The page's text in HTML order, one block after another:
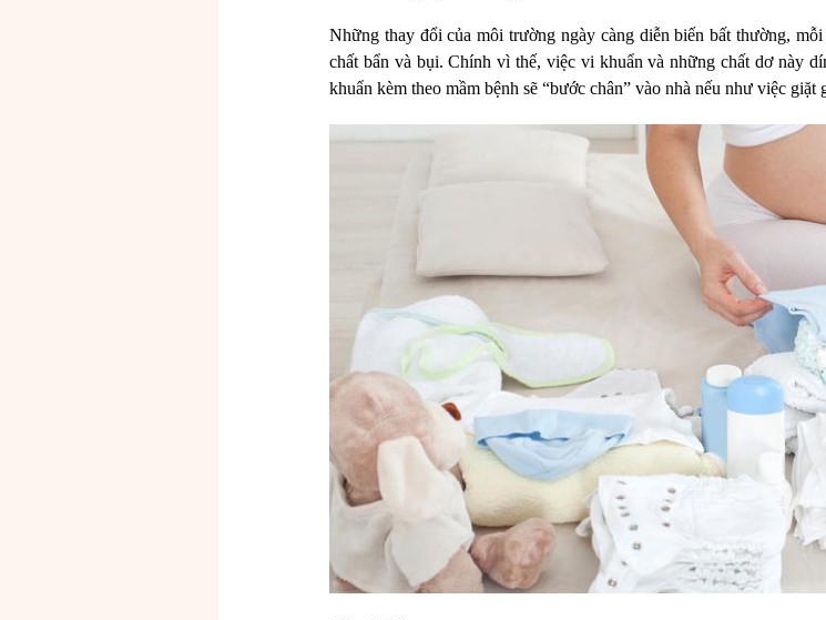
Những thay đổi của môi trường ngày càng diễn biến bất thường,
chất bẩn và bụi. Chính vì thế, việc vi khuẩn và những chất dơ này
khuẩn kèm theo mầm bệnh sẽ “bước chân” vào nhà nếu như việc